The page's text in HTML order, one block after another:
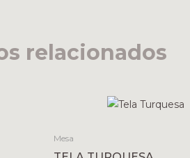
relacionados
Mesa